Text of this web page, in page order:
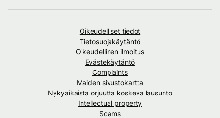
Oikeudelliset tiedot
Tietosuojakäytäntö
Oikeudellinen ilmoitus
Evästekäytäntö
Complaints
Maiden sivustokartta
Nykyaikaista orjuutta koskeva lausunto
Intellectual property
Scams